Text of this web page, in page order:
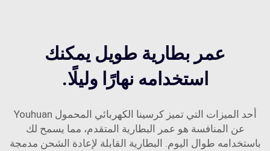
عمر بطارية طويل يمكنك
استخدامه نهارًا وليلًا.
أحد الميزات التي تميز كرسينا الكهربائي المحمول Youhuan
عن المنافسة هو عمر البطارية المتقدم، مما يسمح لك
باستخدامه طوال اليوم. البطارية القابلة لإعادة الشحن مدمجة